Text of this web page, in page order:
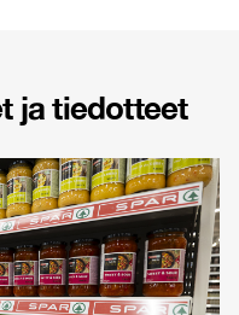
ja tiedotteet